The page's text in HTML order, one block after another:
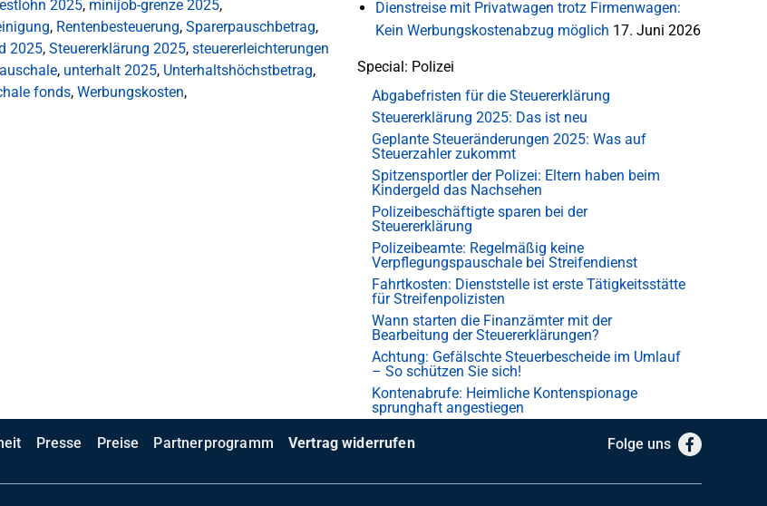
2025, minijob-grenze 2025,
, Rentenbesteuerung, Sparerpauschbetrag,
2025, Steuererklärung 2025, steuererleichterungen
, unterhalt 2025, Unterhaltshöchstbetrag,
fonds, Werbungskosten,
Dienstreise mit Privatwagen trotz Firmenwagen:
Kein Werbungskostenabzug möglich 17. Juni 2026
Special: Polizei
Abgabefristen für die Steuererklärung
Steuererklärung 2025: Das ist neu
Geplante Steueränderungen 2025: Was auf
Steuerzahler zukommt
Spitzensportler der Polizei: Eltern haben beim
Kindergeld das Nachsehen
Polizeibeschäftigte sparen bei der
Steuererklärung
Polizeibeamte: Regelmäßig keine
Verpflegungspauschale bei Streifendienst
Fahrtkosten: Dienststelle ist erste Tätigkeitsstätte
für Streifenpolizisten
Wann starten die Finanzämter mit der
Bearbeitung der Steuererklärungen?
Achtung: Gefälschte Steuerbescheide im Umlauf
– So schützen Sie sich!
Kontenabrufe: Heimliche Kontenspionage
sprunghaft angestiegen
Presse Preise Partnerprogramm Vertrag widerrufen Folge uns Facebook